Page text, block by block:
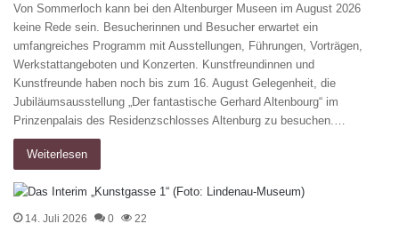
Von Sommerloch kann bei den Altenburger Museen im August 2026
keine Rede sein. Besucherinnen und Besucher erwartet ein
umfangreiches Programm mit Ausstellungen, Führungen, Vorträgen,
Werkstattangeboten und Konzerten. Kunstfreundinnen und
Kunstfreunde haben noch bis zum 16. August Gelegenheit, die
Jubiläumsausstellung „Der fantastische Gerhard Altenbourg“ im
Prinzenpalais des Residenzschlosses Altenburg zu besuchen.…
Weiterlesen
14. Juli 2026 0 22